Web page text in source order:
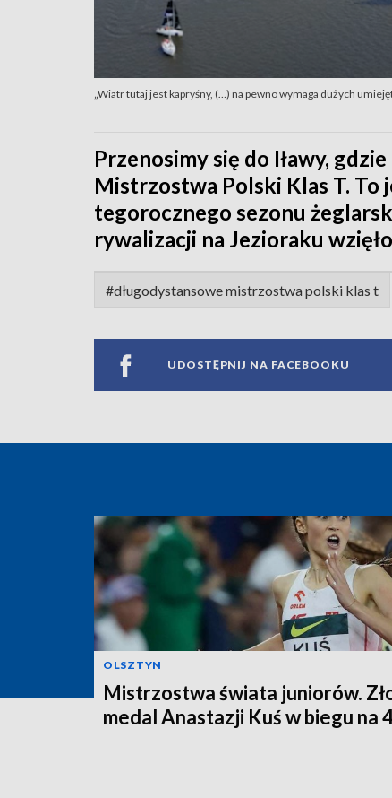
„Wiatr tutaj jest kapryśny, (…) na pewno wymaga dużych
Przenosimy się do Iławy,
Mistrzostwa Polski Klas T. To
tegorocznego sezonu
rywalizacji na Jezioraku
#długodystansowe mistrzostwa polski klas t
UDOSTĘPNIJ NA FACEBOOKU
OLSZTYN
Mistrzostwa świata juniorów.
medal Anastazji Kuś w biegu na